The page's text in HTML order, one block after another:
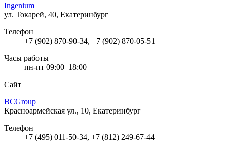
Ingenium
ул. Токарей, 40, Екатеринбург
Телефон
+7 (902) 870-90-34, +7 (902) 870-05-51
Часы работы
пн-пт 09:00–18:00
Сайт
BCGroup
Красноармейская ул., 10, Екатеринбург
Телефон
+7 (495) 011-50-34, +7 (812) 249-67-44